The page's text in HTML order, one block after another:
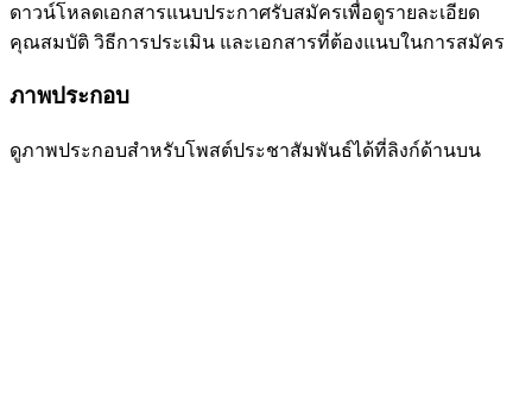
ดาวน์โหลดเอกสารแนบประกาศรับสมัครเพื่อดูรายละเอียด
คุณสมบัติ วิธีการประเมิน และเอกสารที่ต้องแนบในการสมัคร
ภาพประกอบ
ดูภาพประกอบสำหรับโพสต์ประชาสัมพันธ์ได้ที่ลิงก์ด้านบน